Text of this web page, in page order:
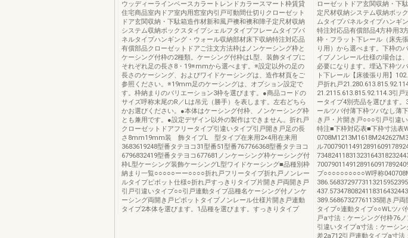
ウッディーラインベースカラートレンドカラースマート枠賃貸
住宅商品室内ドア室内用窓室内引戸可動間仕切りクローゼット
ドア玄関収納・下駄箱造作材新和風戸襖和襖和障子定尺材収納
システム収納ボックスタイプシェルフタイプフレームタイプパ
ネルタイプハンギング・ウォール収納部材床下収納特注対応品
有償部品クローゼットドアご注文方法枠はノンケーシング枠と
ケーシング付枠の2種類。ケーシング付枠はL型、装飾タイプに
それぞれ足の長さ8・19※mmから選べます。※設定以外の足の
長さのケーシング、およびワイドケーシングは、造作材頁をご
参照ください。※19mm足のケーシングは、オプション設定で
す。枠納まりのバリエーション3枠を選びます。●商品コードの
サイズ呼称末尾のR／Lは吊元（勝手）を表します。左右どちら
かお選びください。●本体はケーシング付枠、ノンケーシング枠
とも兼用です。●設定デザイン以外の製作はできません。折れ戸
クローゼットドアフリータイプ引違いタイプ引戸開き戸足の長
さ8mm19mm装 飾タイプL 型タイプ在来用2×4用在来用
3683619248型番タテヨコ31型番51型番767766368型番タテヨコ
6796832419型番タテヨコ677681ノンケーシング枠ケーシング付
枠L型ケーシング装飾ケーシングL型ワイドケーシング■品種別枠
納まり一覧○○○○○ーー○○○○折れ戸フリータイプ折れ戸ノンレー
ルタイプピボット仕様○折れ戸すっきりタイプ片開き戸両開き戸
引戸引違いタイプ○○引戸連動タイプ品種名ケーシング付ノンケ
ーシング両開き戸ピボットタイプノンレール仕様片開き戸連動
タイプ2本体を選びます。1品種を選びます。すっきりタイプ
ローゼットドア玄関収納・下
定尺材収納システム収納ボッ
ムタイプパネルタイプハンギ
特注対応品有償部品4方枠用3
枠・フラット下レール（床先
り用）から選べます。下枠の
イプノンレール仕様の場合は
必要になります。埋込下枠ツ
ト下レール【床後張り用】
戸折れ戸
21.2115.613.815.92.114.3引
ータイプ4別売品を選びます
ールツバ付薄下枠ツバなし薄
き戸・片開き戸○○○引戸引違
特注■下枠対応表■下枠寸法表
ル
プ○○○○○○○○○○W呼称
389.56867327761135開き戸
タイプ○連動タイプ○○WLツバ
戸a寸法：ケーシング付枠76
引違いタイプa寸法：ケーシ
差2a712引戸連動タイプa寸法